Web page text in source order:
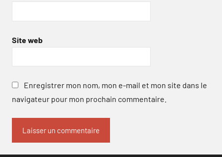
Site web
Enregistrer mon nom, mon e-mail et mon site dans le
navigateur pour mon prochain commentaire.